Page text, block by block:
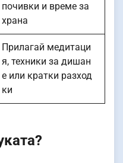
почивки и време за
храна
Прилагай медитаци
я, техники за дишан
е или кратки разход
ки